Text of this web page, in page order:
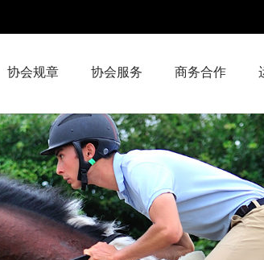
协会规章 协会服务 商务合作